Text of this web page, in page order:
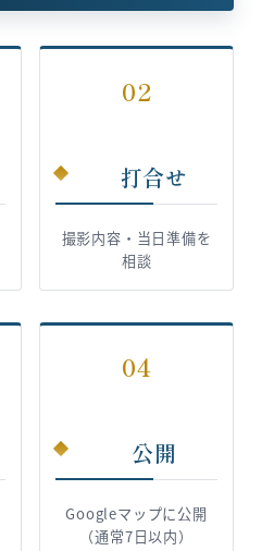
02
打合せ
撮影内容・当日準備を
相談
04
公開
Googleマップに公開
（通常7日以内）